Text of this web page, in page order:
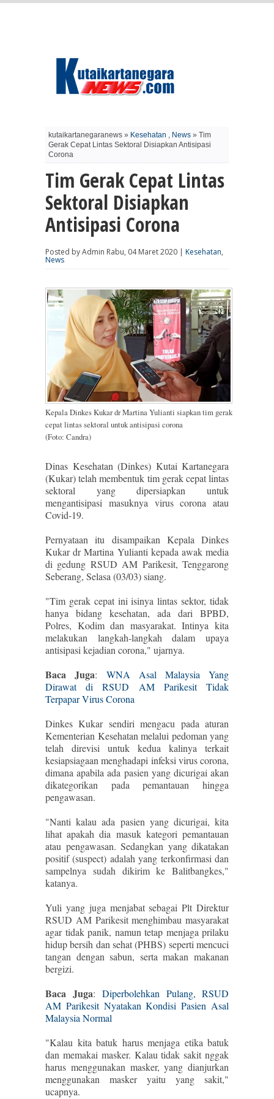
kutaikartanegaranews » Kesehatan , News » Tim
Gerak Cepat Lintas Sektoral Disiapkan Antisipasi
Corona
Tim Gerak Cepat Lintas
Sektoral Disiapkan
Antisipasi Corona
Posted by Admin Rabu, 04 Maret 2020 | Kesehatan,
News
Kepala Dinkes Kukar dr Martina Yulianti siapkan tim gerak
cepat lintas sektoral untuk antisipasi corona
(Foto: Candra)
Dinas Kesehatan (Dinkes) Kutai Kartanegara
(Kukar) telah membentuk tim gerak cepat lintas
sektoral yang dipersiapkan untuk
mengantisipasi masuknya virus corona atau
Covid-19.
Pernyataan itu disampaikan Kepala Dinkes
Kukar dr Martina Yulianti kepada awak media
di gedung RSUD AM Parikesit, Tenggarong
Seberang, Selasa (03/03) siang.
"Tim gerak cepat ini isinya lintas sektor, tidak
hanya bidang kesehatan, ada dari BPBD,
Polres, Kodim dan masyarakat. Intinya kita
melakukan langkah-langkah dalam upaya
antisipasi kejadian corona," ujarnya.
Baca Juga: WNA Asal Malaysia Yang
Dirawat di RSUD AM Parikesit Tidak
Terpapar Virus Corona
Dinkes Kukar sendiri mengacu pada aturan
Kementerian Kesehatan melalui pedoman yang
telah direvisi untuk kedua kalinya terkait
kesiapsiagaan menghadapi infeksi virus corona,
dimana apabila ada pasien yang dicurigai akan
dikategorikan pada pemantauan hingga
pengawasan.
"Nanti kalau ada pasien yang dicurigai, kita
lihat apakah dia masuk kategori pemantauan
atau pengawasan. Sedangkan yang dikatakan
positif (suspect) adalah yang terkonfirmasi dan
sampelnya sudah dikirim ke Balitbangkes,"
katanya.
Yuli yang juga menjabat sebagai Plt Direktur
RSUD AM Parikesit menghimbau masyarakat
agar tidak panik, namun tetap menjaga prilaku
hidup bersih dan sehat (PHBS) seperti mencuci
tangan dengan sabun, serta makan makanan
bergizi.
Baca Juga: Diperbolehkan Pulang, RSUD
AM Parikesit Nyatakan Kondisi Pasien Asal
Malaysia Normal
"Kalau kita batuk harus menjaga etika batuk
dan memakai masker. Kalau tidak sakit nggak
harus menggunakan masker, yang dianjurkan
menggunakan masker yaitu yang sakit,"
ucapnya.